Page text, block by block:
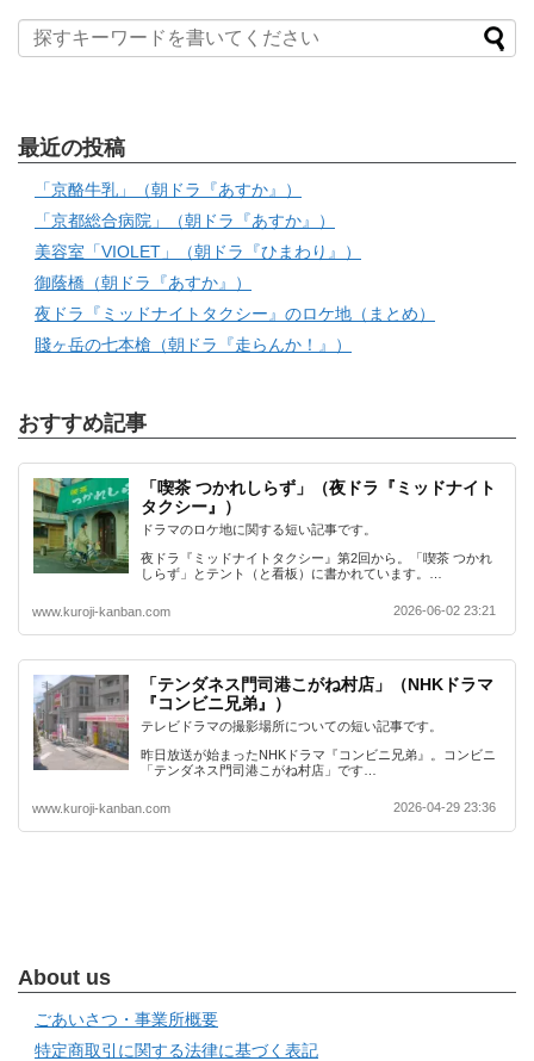
最近の投稿
「京酪牛乳」（朝ドラ『あすか』）
「京都総合病院」（朝ドラ『あすか』）
美容室「VIOLET」（朝ドラ『ひまわり』）
御蔭橋（朝ドラ『あすか』）
夜ドラ『ミッドナイトタクシー』のロケ地（まとめ）
賤ヶ岳の七本槍（朝ドラ『走らんか！』）
おすすめ記事
「喫茶 つかれしらず」（夜ドラ『ミッドナイト
タクシー』）
ドラマのロケ地に関する短い記事です。
夜ドラ『ミッドナイトタクシー』第2回から。「喫茶 つかれ
しらず」とテント（と看板）に書かれています。…
www.kuroji-kanban.com 2026-06-02 23:21
「テンダネス門司港こがね村店」（NHKドラマ
『コンビニ兄弟』）
テレビドラマの撮影場所についての短い記事です。
昨日放送が始まったNHKドラマ『コンビニ兄弟』。コンビニ
「テンダネス門司港こがね村店」です…
www.kuroji-kanban.com 2026-04-29 23:36
About us
ごあいさつ・事業所概要
特定商取引に関する法律に基づく表記